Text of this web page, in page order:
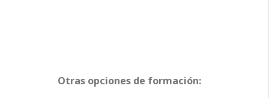
Otras opciones de formación: